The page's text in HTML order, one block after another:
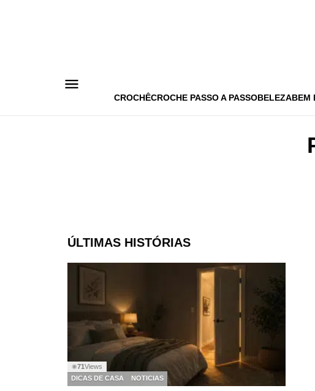
CROCHÊCROCHE PASSO A PASSOBELEZABEM
ÚLTIMAS HISTÓRIAS
◉71Views
DICAS DE CASA
NOTICIAS